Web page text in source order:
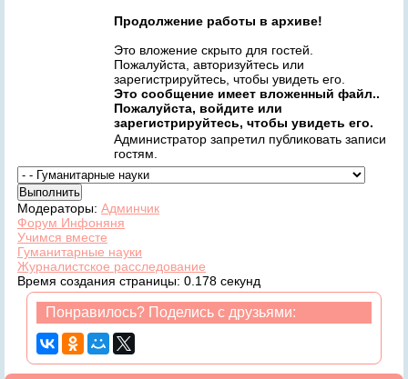
Продолжение работы в архиве!
Это вложение скрыто для гостей.
Пожалуйста, авторизуйтесь или
зарегистрируйтесь, чтобы увидеть его.
Это сообщение имеет вложенный файл..
Пожалуйста, войдите или
зарегистрируйтесь, чтобы увидеть его.
Администратор запретил публиковать записи
гостям.
Модераторы: Админчик
Форум Инфоняня
Учимся вместе
Гуманитарные науки
Журналистское расследование
Время создания страницы: 0.178 секунд
Понравилось? Поделись с друзьями: